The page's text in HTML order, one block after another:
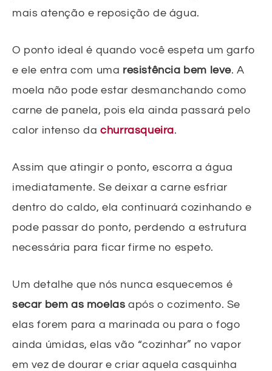
mais atenção e reposição de água.
O ponto ideal é quando você espeta um garfo
e ele entra com uma resistência bem leve. A
moela não pode estar desmanchando como
carne de panela, pois ela ainda passará pelo
calor intenso dachurrasqueira.
Assim que atingir o ponto, escorra a água
imediatamente. Se deixar a carne esfriar
dentro do caldo, ela continuará cozinhando e
pode passar do ponto, perdendo a estrutura
necessária para ficar firme no espeto.
Um detalhe que nós nunca esquecemos é
secar bem as moelas após o cozimento. Se
elas forem para a marinada ou para o fogo
ainda úmidas, elas vão “cozinhar” no vapor
em vez de dourar e criar aquela casquinha